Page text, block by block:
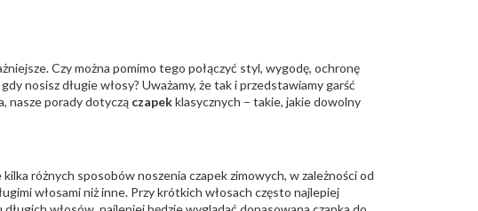
Czy można pomimo tego połączyć styl, wygodę, ochronę
nosisz długie włosy? Uważamy, że tak i przedstawiamy garść
nasze porady dotyczą czapekklasycznych – takie, jakie dowolny
różnych sposobów noszenia czapek zimowych, w zależności od
włosami niż inne. Przy krótkich włosach często najlepiej